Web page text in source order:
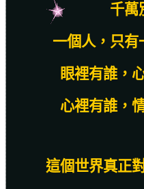
千萬
一個人，只有
眼裡有誰，
心裡有誰，
這個世界真正